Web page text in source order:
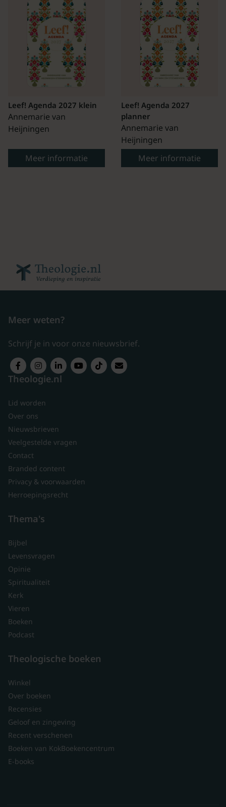
Leef! Agenda 2027 klein
Annemarie van
Heijningen
Meer informatie
Leef! Agenda 2027
planner
Annemarie van
Heijningen
Meer informatie
Meer weten?
Schrijf je in voor onze nieuwsbrief.
Theologie.nl
Lid worden
Over ons
Nieuwsbrieven
Veelgestelde vragen
Contact
Branded content
Privacy & voorwaarden
Herroepingsrecht
Thema's
Bijbel
Levensvragen
Opinie
Spiritualiteit
Kerk
Vieren
Boeken
Podcast
Theologische boeken
Winkel
Over boeken
Recensies
Geloof en zingeving
Recent verschenen
Boeken van KokBoekencentrum
E-books